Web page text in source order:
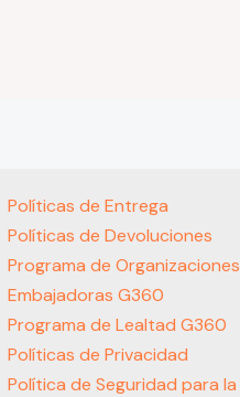
Políticas de Entrega
Políticas de Devoluciones
Programa de Organizaciones
Embajadoras G360
Programa de Lealtad G360
Políticas de Privacidad
Política de Seguridad para la